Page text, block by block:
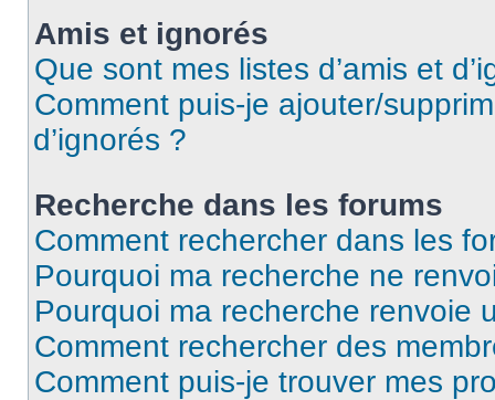
Amis et ignorés
Que sont mes listes d’amis et
Comment puis-je ajouter/
d’ignorés ?
Recherche dans les forums
Comment rechercher dans les
Pourquoi ma recherche ne
Pourquoi ma recherche renvoie
Comment rechercher des
Comment puis-je trouver mes